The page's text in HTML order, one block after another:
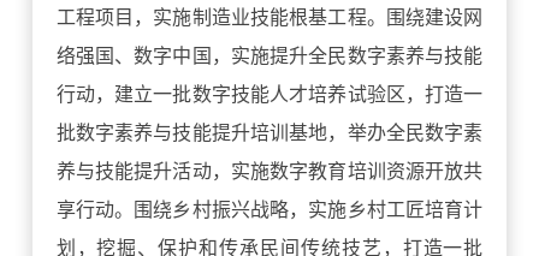
工程项目，实施制造业技能根基工程。围绕建设网
络强国、数字中国，实施提升全民数字素养与技能
行动，建立一批数字技能人才培养试验区，打造一
批数字素养与技能提升培训基地，举办全民数字素
养与技能提升活动，实施数字教育培训资源开放共
享行动。围绕乡村振兴战略，实施乡村工匠培育计
划，挖掘、保护和传承民间传统技艺，打造一批